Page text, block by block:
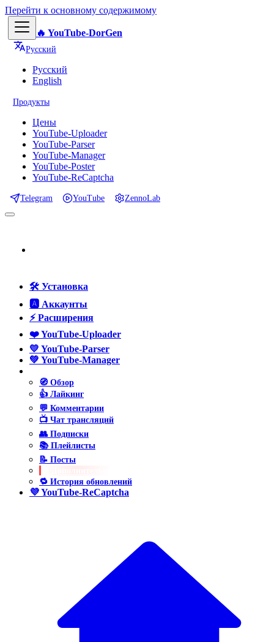
Перейти к основному содержимому
🔥 YouTube-DorGen
Русский
Русский
English
Продукты
Цены
YouTube-Uploader
YouTube-Parser
YouTube-Manager
YouTube-Poster
YouTube-ReCaptcha
Telegram YouTube ZennoLab
🛠️ Установка
🅰️ Аккаунты
⚡ Расширения
❤️ YouTube-Uploader
💛 YouTube-Parser
💚 YouTube-Manager
🧭 Обзор
👍 Лайкинг
💬 Комментарии
📺 Чат трансляций
👥 Подписки
📚 Плейлисты
📝 Посты
🔁 История обновлений
💜 YouTube-ReCaptcha